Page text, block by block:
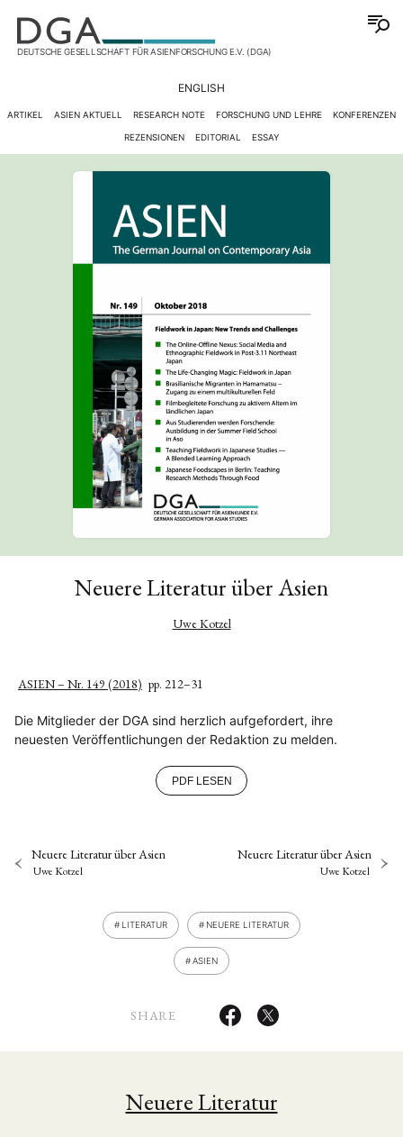
DEUTSCHE GESELLSCHAFT FÜR ASIENFORSCHUNG E.V. (DGA)
ENGLISH
ARTIKEL ASIEN AKTUELL RESEARCH NOTE FORSCHUNG UND LEHRE KONFERENZEN
REZENSIONEN EDITORIAL ESSAY
Neuere Literatur über Asien
Uwe Kotzel
ASIEN – Nr. 149 (2018) pp. 212–31
Die Mitglieder der DGA sind herzlich aufgefordert, ihre
neuesten Veröffentlichungen der Redaktion zu melden.
PDF LESEN
Neuere Literatur über Asien
Uwe Kotzel
Neuere Literatur über Asien
Uwe Kotzel
LITERATUR NEUERE LITERATUR
ASIEN
SHARE
Neuere Literatur